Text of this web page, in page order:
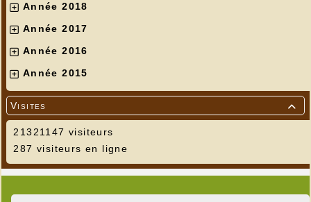
Année 2018
Année 2017
Année 2016
Année 2015

Visites
21321147 visiteurs
287 visiteurs en ligne